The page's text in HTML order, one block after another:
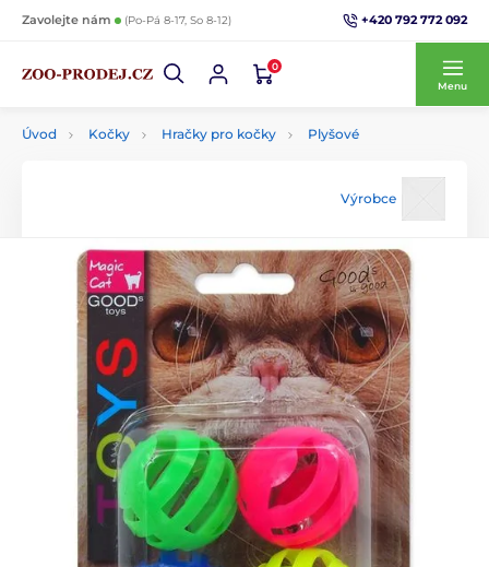
Zavolejte nám (Po-Pá 8-17, So 8-12) +420 792 772 092
0
Menu
Úvod Kočky Hračky pro kočky Plyšové
Výrobce